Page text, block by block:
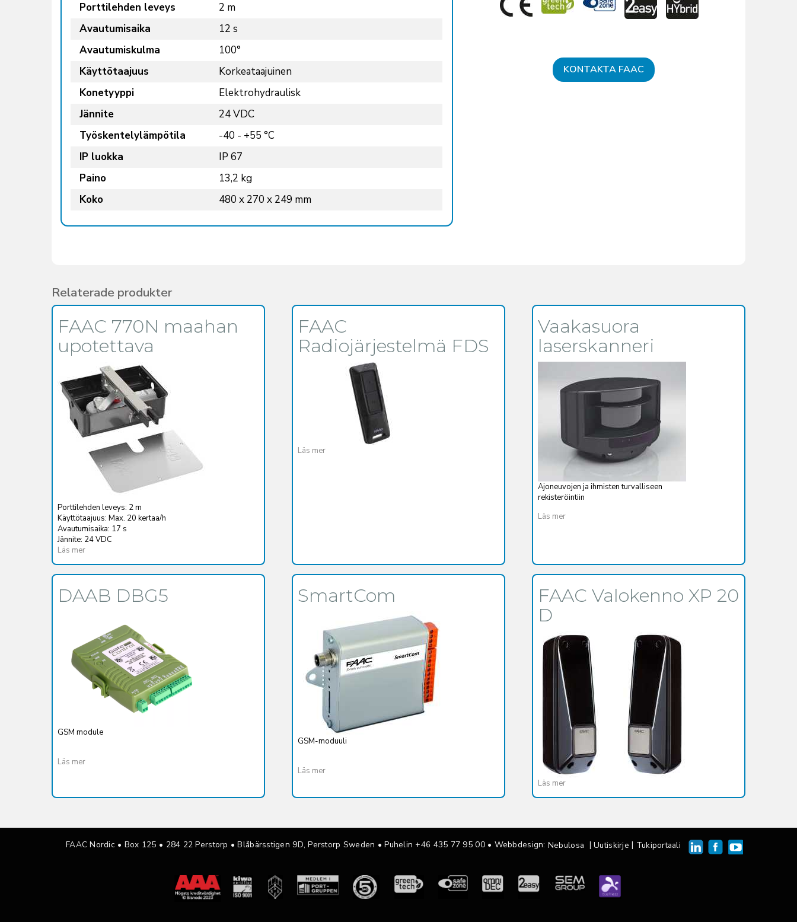
Porttilehden leveys
2 m
Avautumisaika
12 s
Avautumiskulma
100°
Käyttötaajuus
Korkeataajuinen
Konetyyppi
Elektrohydraulisk
Jännite
24 VDC
Työskentelylämpötila
-40 - +55 °C
IP luokka
IP 67
Paino
13,2 kg
Koko
480 x 270 x 249 mm
KONTAKTA FAAC
Relaterade produkter
FAAC 770N maahan
upotettava
Porttilehden leveys: 2 m
Käyttötaajuus: Max. 20 kertaa/h
Avautumisaika: 17 s
Jännite: 24 VDC
Läs mer
FAAC
Radiojärjestelmä FDS
Läs mer
Vaakasuora
laserskanneri
Ajoneuvojen ja ihmisten turvalliseen
rekisteröintiin
Läs mer
DAAB DBG5
GSM module
Läs mer
SmartCom
GSM-moduuli
Läs mer
FAAC Valokenno XP 20
D
Läs mer
FAAC Nordic • Box 125 • 284 22 Perstorp • Blåbärsstigen 9D, Perstorp Sweden •Puhelin +46 435 77 95 00• Webbdesign: Nebulosa |Uutiskirje | Tukiportaali